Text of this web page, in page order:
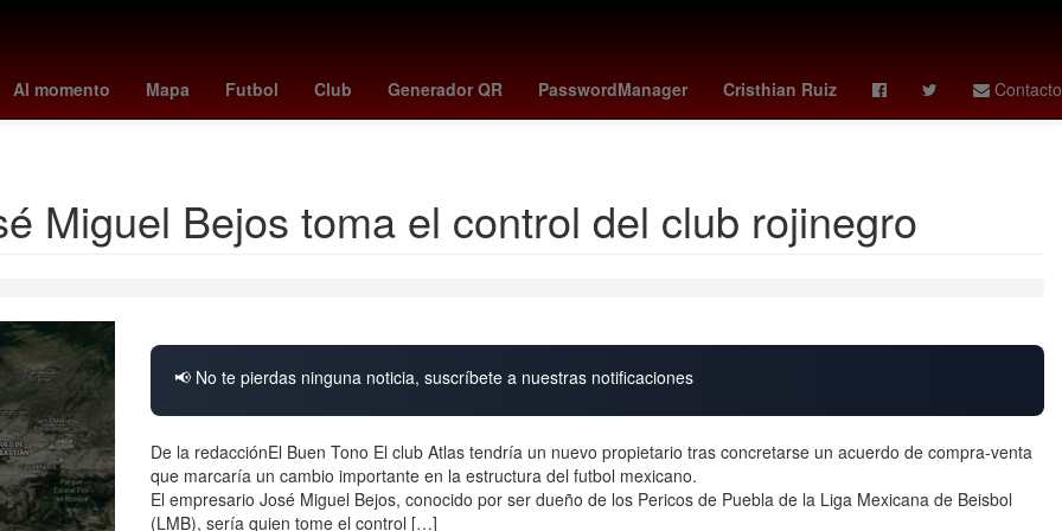
Al momento Mapa Futbol Club Generador QR PasswordManager Cristhian Ruiz Contacto
Arath de la Torre Billy Rovzar kit connor comisión Ferrocarril de Cuernavaca
loteria nacional 15 de febrero 2026
que se celebra el 2 de agosto
Miguel Bejos toma el control del club rojinegro
📢 No te pierdas ninguna noticia, suscríbete a nuestras notificaciones
De la redacciónEl Buen Tono El club Atlas tendría un nuevo propietario tras concretarse un acuerdo de compra-venta
que marcaría un cambio importante en la estructura del futbol mexicano.
El empresario José Miguel Bejos, conocido por ser dueño de los Pericos de Puebla de la Liga Mexicana de Beisbol
(LMB), sería quien tome el control […]